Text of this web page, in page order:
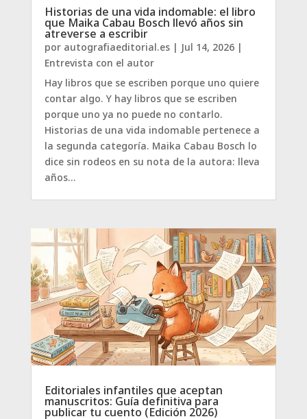
Historias de una vida indomable: el libro
que Maika Cabau Bosch llevó años sin
atreverse a escribir
porautografiaeditorial.es|Jul 14, 2026|
Entrevista con el autor
Hay libros que se escriben porque uno quiere
contar algo. Y hay libros que se escriben
porque uno ya no puede no contarlo.
Historias de una vida indomable pertenece a
la segunda categoría. Maika Cabau Bosch lo
dice sin rodeos en su nota de la autora: lleva
años...
Editoriales infantiles que aceptan
manuscritos: Guía definitiva para
publicar tu cuento (Edición 2026)